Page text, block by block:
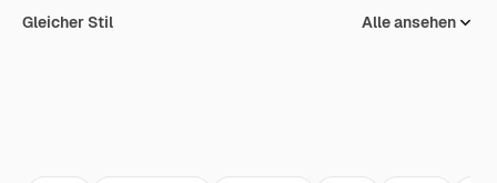
Gleicher Stil Alle ansehen